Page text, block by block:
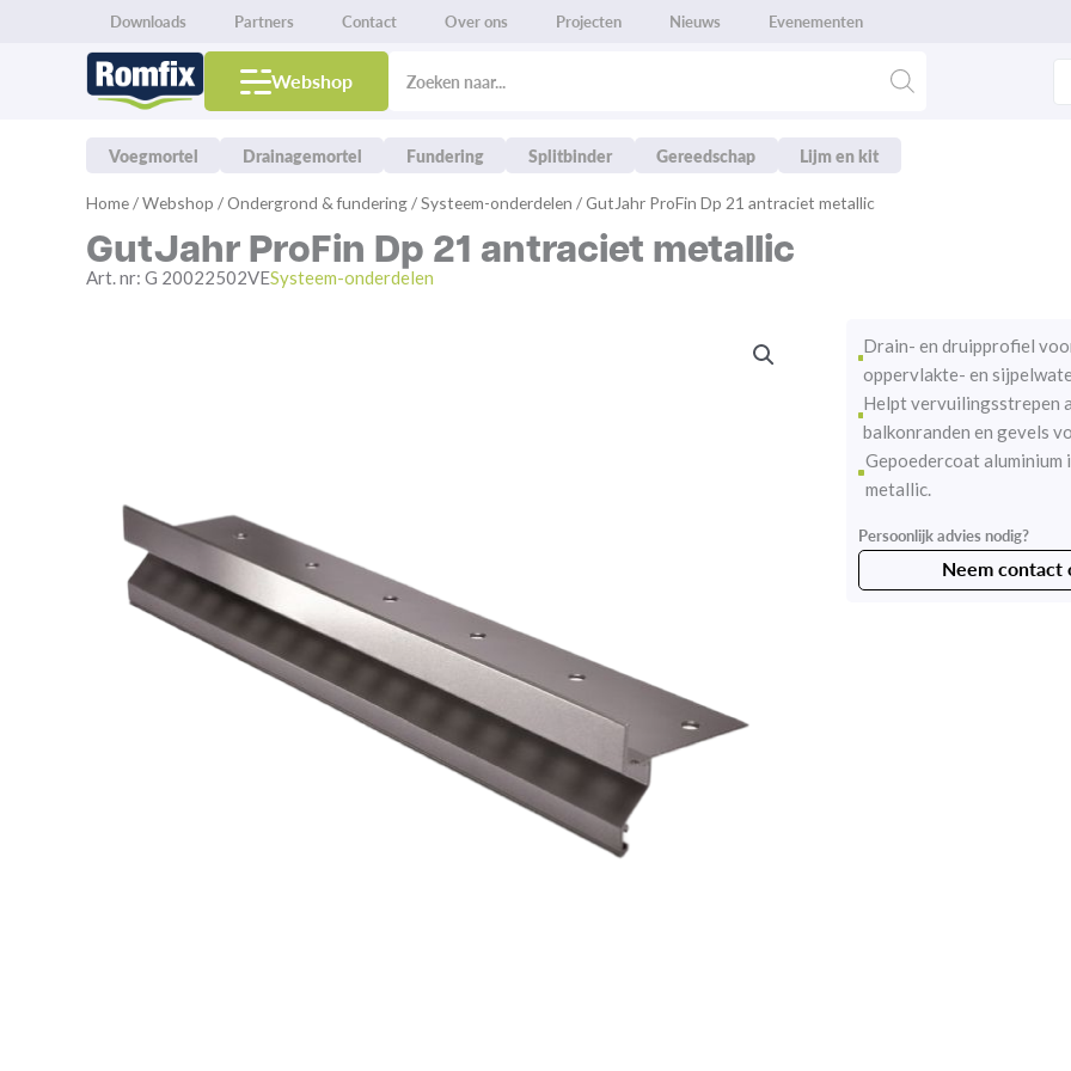
Downloads Partners Contact Over ons Projecten Nieuws Evenementen
Webshop
Products
search
Voegmortel Drainagemortel Fundering Splitbinder Gereedschap Lijm en kit
Home/Webshop /Ondergrond & fundering/Systeem-onderdelen / GutJahr ProFin Dp 21 antraciet metallic
GutJahr ProFin Dp 21 antraciet metallic
Art. nr: G 20022502VESysteem-onderdelen
Drain- en druipprofiel
oppervlakte- en
Helpt vervuilingsstrepen
balkonranden en gevels
Gepoedercoat aluminium
metallic.
Persoonlijk advies nodig?
Neem contact